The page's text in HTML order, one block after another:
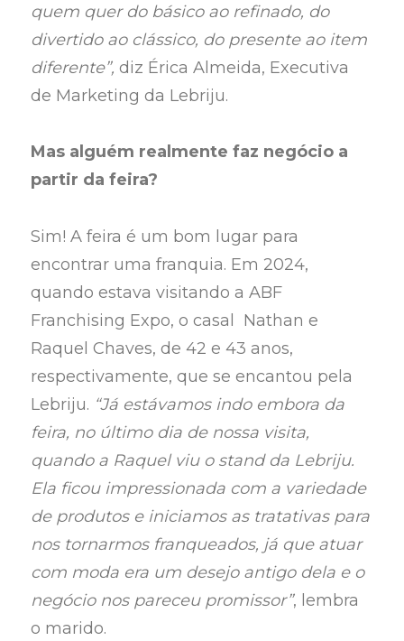
quem quer do básico ao refinado, do
divertido ao clássico, do presente ao item
diferente”, diz Érica Almeida, Executiva
de Marketing da Lebriju.
Mas alguém realmente faz negócio a
partir da feira?
Sim! A feira é um bom lugar para
encontrar uma franquia. Em 2024,
quando estava visitando a ABF
Franchising Expo, o casal Nathan e
Raquel Chaves, de 42 e 43 anos,
respectivamente, que se encantou pela
Lebriju. “Já estávamos indo embora da
feira, no último dia de nossa visita,
quando a Raquel viu o stand da Lebriju.
Ela ficou impressionada com a variedade
de produtos e iniciamos as tratativas para
nos tornarmos franqueados, já que atuar
com moda era um desejo antigo dela e o
negócio nos pareceu promissor”, lembra
o marido.